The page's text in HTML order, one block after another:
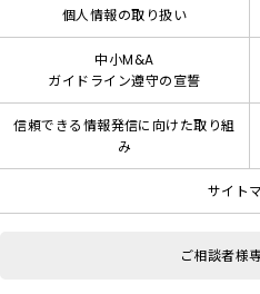
個人情報の取り扱い
中小M&A
ガイドライン遵守の宣誓
信頼できる情報発信に向けた取り組
み
サイト
ご相談者様